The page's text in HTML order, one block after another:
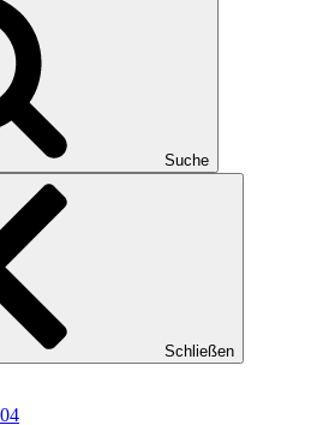
Suche
Schließen